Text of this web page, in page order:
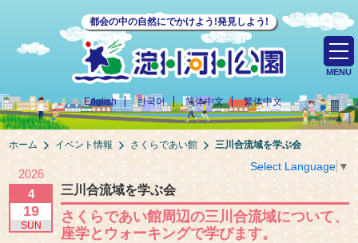
都会の中の自然にでかけよう!発見しよう!
English 한국어 简体中文 繁体中文
MENU
ホーム イベント情報 さくらであい館 三川合流域を学ぶ会
Select Language ▼
2026
4
19
SUN
三川合流域を学ぶ会
さくらであい館周辺の三川合流域について、
座学とウォーキングで学びます。